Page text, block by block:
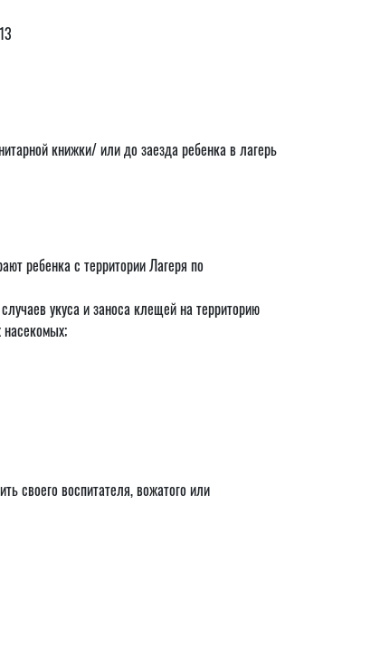
книжки/ или до заезда ребенка в лагерь
ребенка с территории Лагеря по
укуса и заноса клещей на территорию
насекомых;
своего воспитателя, вожатого или